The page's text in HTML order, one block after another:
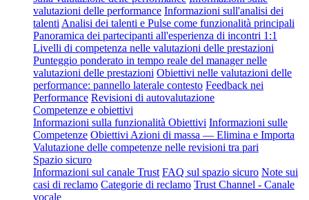
valutazioni delle performance Informazioni sull'analisi dei
talenti Analisi dei talenti e Pulse come funzionalità principali
Panoramica dei partecipanti all'esperienza di incontri 1:1
Livelli di competenza nelle valutazioni delle prestazioni
Punteggio ponderato in tempo reale del manager nelle
valutazioni delle prestazioni Obiettivi nelle valutazioni delle
performance: pannello laterale contesto Feedback nei
Performance Revisioni di autovalutazione
Competenze e obiettivi
Informazioni sulla funzionalità Obiettivi Informazioni sulle
Competenze Obiettivi Azioni di massa — Elimina e Importa
Valutazione delle competenze nelle revisioni tra pari
Spazio sicuro
Informazioni sul canale Trust FAQ sul spazio sicuro Note sui
casi di reclamo Categorie di reclamo Trust Channel - Canale
vocale